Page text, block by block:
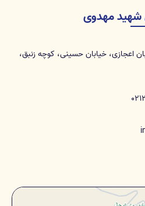
شهید مهدوی
اعجازی، خیابان حسینی، کوچه زنبق،